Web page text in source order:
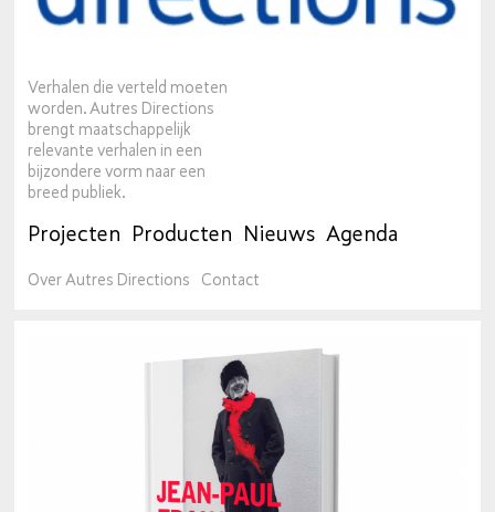
Verhalen die verteld moeten
worden. Autres Directions
brengt maatschappelijk
relevante verhalen in een
bijzondere vorm naar een
breed publiek.
Projecten Producten Nieuws Agenda
Over Autres Directions Contact